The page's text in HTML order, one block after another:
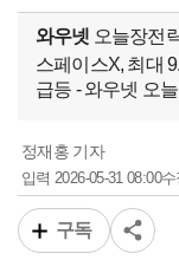
와우넷 오늘장전
스페이스X, 최대
급등 - 와우넷 오
정재홍 기자
입력2026-05-31 08:00수
구독